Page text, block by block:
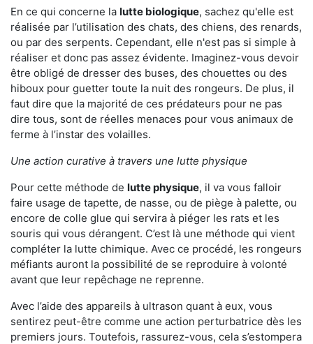
En ce qui concerne la lutte biologique, sachez qu'elle est
réalisée par l’utilisation des chats, des chiens, des renards,
ou par des serpents. Cependant, elle n'est pas si simple à
réaliser et donc pas assez évidente. Imaginez-vous devoir
être obligé de dresser des buses, des chouettes ou des
hiboux pour guetter toute la nuit des rongeurs. De plus, il
faut dire que la majorité de ces prédateurs pour ne pas
dire tous, sont de réelles menaces pour vous animaux de
ferme à l’instar des volailles.
Une action curative à travers une lutte physique
Pour cette méthode de lutte physique, il va vous falloir
faire usage de tapette, de nasse, ou de piège à palette, ou
encore de colle glue qui servira à piéger les rats et les
souris qui vous dérangent. C’est là une méthode qui vient
compléter la lutte chimique. Avec ce procédé, les rongeurs
méfiants auront la possibilité de se reproduire à volonté
avant que leur repêchage ne reprenne.
Avec l’aide des appareils à ultrason quant à eux, vous
sentirez peut-être comme une action perturbatrice dès les
premiers jours. Toutefois, rassurez-vous, cela s’estompera